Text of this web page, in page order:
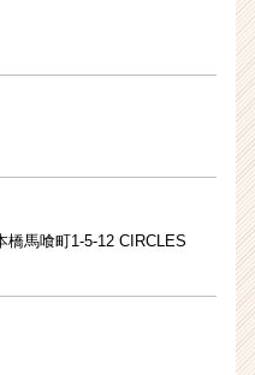
馬喰町1-5-12 CIRCLES